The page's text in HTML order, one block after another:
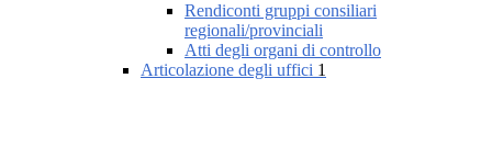
Rendiconti gruppi consiliari
regionali/provinciali
Atti degli organi di controllo
Articolazione degli uffici 1